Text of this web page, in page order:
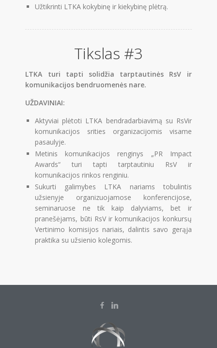
Užtikrinti LTKA kokybinę ir kiekybinę plėtrą.
Tikslas #3
LTKA turi tapti solidžia tarptautinės RsV ir
komunikacijos bendruomenės nare.
UŽDAVINIAI:
Aktyviai plėtoti LTKA bendradarbiavimą su RsVir
komunikacijos srities organizacijomis visame
pasaulyje.
Metinis komunikacijos renginys „PR Impact
Awards“ turi tapti tarptautiniu RsV ir
komunikacijos rinkos renginiu.
Sukurti galimybes LTKA nariams tobulintis
užsienyje organizuojamose konferencijose,
seminaruose ne tik kaip dalyviams, bet ir
pranešėjams, būti RsV ir komunikacijos konkursų
Vertinimo komisijos nariais, dalintis savo gerąja
praktika su užsienio kolegomis.